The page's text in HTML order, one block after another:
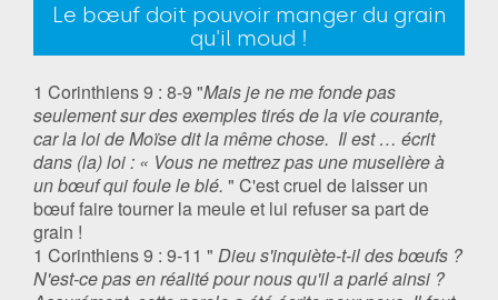
Le bœuf doit pouvoir manger du grain
qu'il moud !
1 Corinthiens 9 : 8-9 "Mais je ne me fonde pas
seulement sur des exemples tirés de la vie courante,
car la loi de Moïse dit la même chose. Il est … écrit
dans (la) loi : « Vous ne mettrez pas une muselière à
un bœuf qui foule le blé. " C'est cruel de laisser un
bœuf faire tourner la meule et lui refuser sa part de
grain !
1 Corinthiens 9 : 9-11 " Dieu s'inquiète-t-il des bœufs ?
N'est-ce pas en réalité pour nous qu'il a parlé ainsi ?